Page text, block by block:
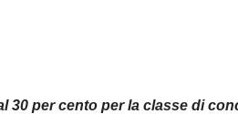
30 per cento per la classe di